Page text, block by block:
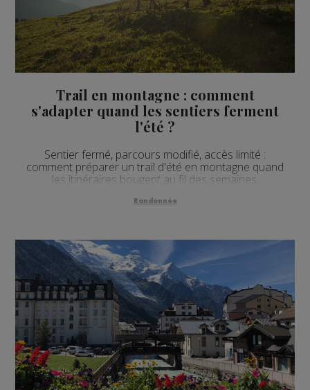
Trail en montagne : comment
s'adapter quand les sentiers ferment
l'été ?
Sentier fermé, parcours modifié, accès limité :
comment préparer un trail d'été en montagne quand
les itinéraires bougent au fil des semaines.
Randonnée